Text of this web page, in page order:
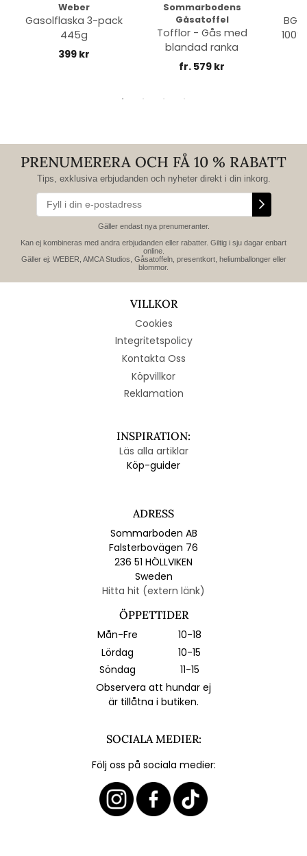
Weber
Gasolflaska 3-pack
445g
399 kr
Sommarbodens
Gåsatoffel
Tofflor - Gås med
blandad ranka
fr. 579 kr
PRENUMERERA OCH FÅ 10 % RABATT
Tips, exklusiva erbjudanden och nyheter direkt i din inkorg.
Gäller endast nya prenumeranter.
Kan ej kombineras med andra erbjudanden eller rabatter. Giltig i sju dagar enbart
online.
Gäller ej: WEBER, AMCA Studios, Gåsatoffeln, presentkort, heliumballonger eller
blommor.
VILLKOR
Cookies
Integritetspolicy
Kontakta Oss
Köpvillkor
Reklamation
INSPIRATION:
Läs alla artiklar
Köp-guider
ADRESS
Sommarboden AB
Falsterbovägen 76
236 51 HÖLLVIKEN
Sweden
Hitta hit (extern länk)
ÖPPETTIDER
Mån-Fre
10-18
Lördag
10-15
Söndag
11-15
Observera att hundar ej
är tillåtna i butiken.
SOCIALA MEDIER:
Följ oss på sociala medier: